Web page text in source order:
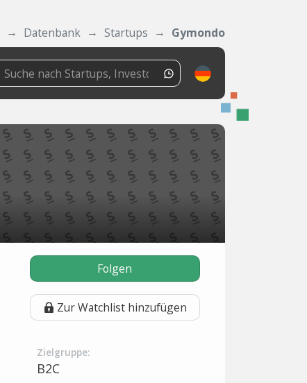
Datenbank Startups Gymondo
Folgen
Zur Watchlist hinzufügen
Zielgruppe:
B2C